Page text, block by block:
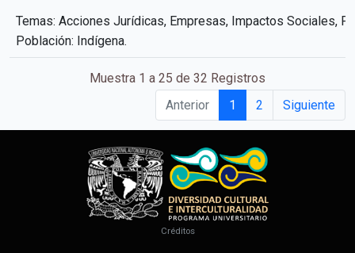
Temas: Acciones Jurídicas, Empresas, Impactos Sociales,
Población: Indígena.
Muestra 1 a 25 de 32 Registros
Anterior
1 2 Siguiente
Créditos